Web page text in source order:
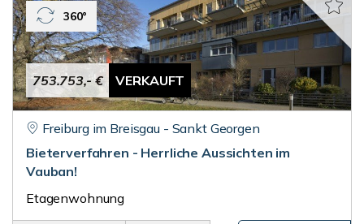
753.753,- € VERKAUFT
360°
Freiburg im Breisgau - Sankt Georgen
Bieterverfahren - Herrliche Aussichten im
Vauban!
Etagenwohnung